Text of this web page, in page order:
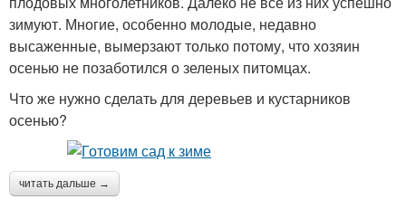
зимуют. Многие, особенно молодые, недавно
высаженные, вымерзают только потому, что хозяин
осенью не позаботился о зеленых питомцах.
Что же нужно сделать для деревьев и кустарников
осенью?
читать дальше →